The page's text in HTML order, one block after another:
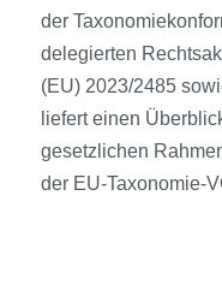
der
delegierten
(EU) 2023/2485
liefert einen
gesetzlichen
der EU-Taxonomie-